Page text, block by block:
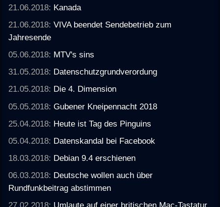
21.06.2018: Kanada
21.06.2018:VIVA beendet Sendebetrieb zum
Jahresende
05.06.2018: MTV's sins
31.05.2018: Datenschutzgrundverordung
21.05.2018: Die 4. Dimension
05.05.2018:Gubener Kneipennacht 2018
25.04.2018: Heute ist Tag des Pinguins
05.04.2018: Datenskandal bei Facebook
18.03.2018: Debian 9.4 erschienen
06.03.2018: Deutsche wollen auch über
Rundfunkbeitrag abstimmen